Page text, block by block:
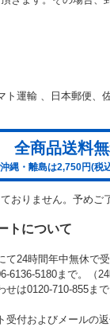
ト運輸 、日本郵便、
全商品送料
縄・離島は2,750円(税
おりません。予めご
トについて
て24時間年中無休で受
6136-5180まで。（24
せは0120-710-855ま
受付およびメールの